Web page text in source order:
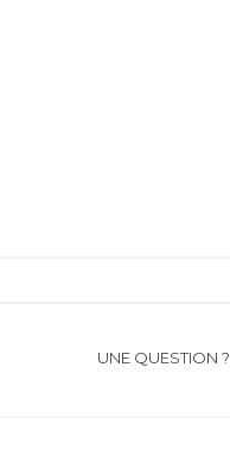
UNE QUESTION ?